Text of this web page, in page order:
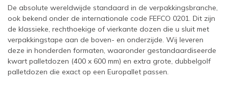
De absolute wereldwijde standaard in de verpakkingsbranche,
ook bekend onder de internationale code FEFCO 0201. Dit zijn
de klassieke, rechthoekige of vierkante dozen die u sluit met
verpakkingstape aan de boven- en onderzijde. Wij leveren
deze in honderden formaten, waaronder gestandaardiseerde
kwart palletdozen (400 x 600 mm) en extra grote, dubbelgolf
palletdozen die exact op een Europallet passen.